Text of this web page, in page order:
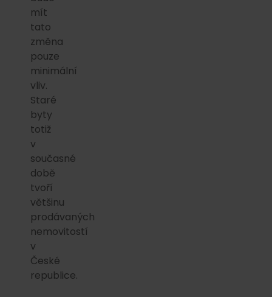
mít
tato
změna
pouze
minimální
vliv.
Staré
byty
totiž
v
současné
době
tvoří
většinu
prodávaných
nemovitostí
v
České
republice.